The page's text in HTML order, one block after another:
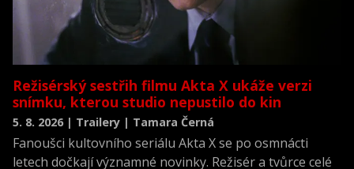
Režisérský sestřih filmu Akta X ukáže verzi
snímku, kterou studio nepustilo do kin
5. 8. 2026 | Trailery | Tamara Černá
Fanoušci kultovního seriálu Akta X se po osmnácti
letech dočkají významné novinky. Režisér a tvůrce celé